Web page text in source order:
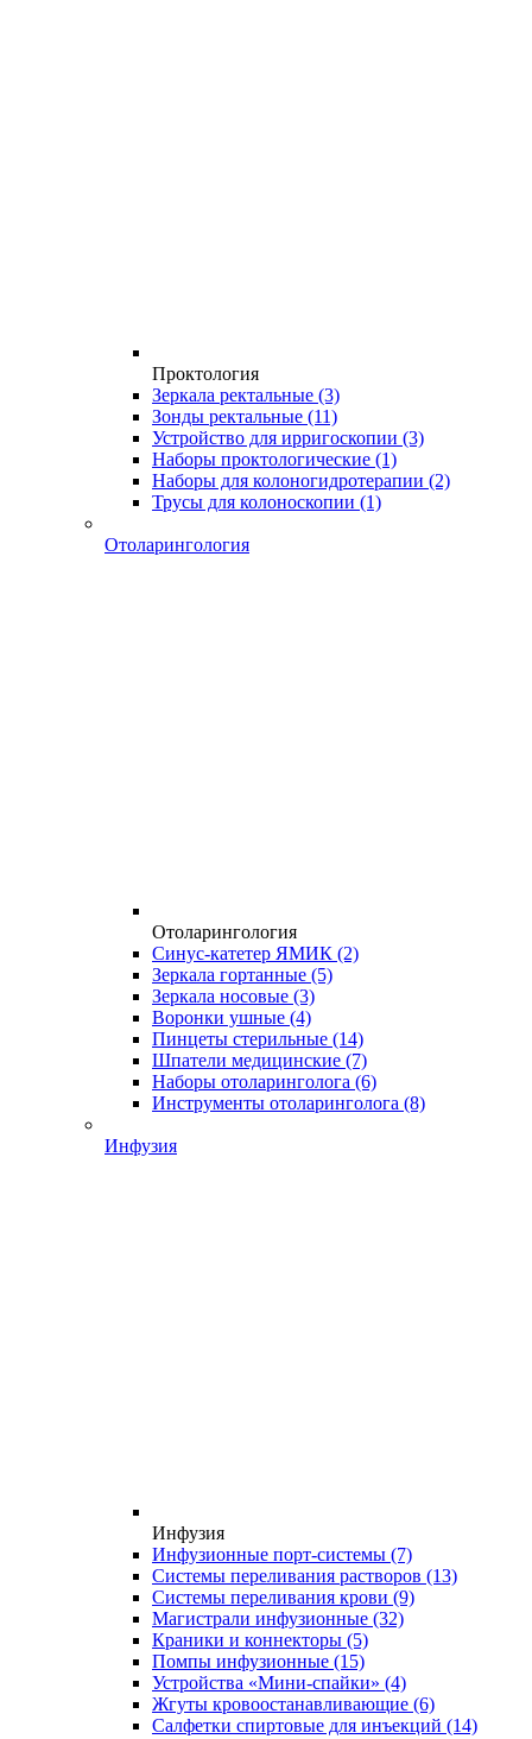
Проктология
Зеркала ректальные (3)
Зонды ректальные (11)
Устройство для ирригоскопии (3)
Наборы проктологические (1)
Наборы для колоногидротерапии (2)
Трусы для колоноскопии (1)
Отоларингология
Отоларингология
Синус-катетер ЯМИК (2)
Зеркала гортанные (5)
Зеркала носовые (3)
Воронки ушные (4)
Пинцеты стерильные (14)
Шпатели медицинские (7)
Наборы отоларинголога (6)
Инструменты отоларинголога (8)
Инфузия
Инфузия
Инфузионные порт-системы (7)
Системы переливания растворов (13)
Системы переливания крови (9)
Магистрали инфузионные (32)
Краники и коннекторы (5)
Помпы инфузионные (15)
Устройства «Мини-спайки» (4)
Жгуты кровоостанавливающие (6)
Салфетки спиртовые для инъекций (14)